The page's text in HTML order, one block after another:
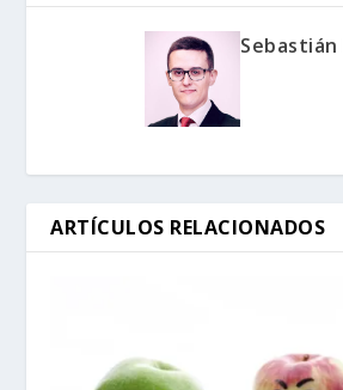
Sebastián
ARTÍCULOS RELACIONADOS